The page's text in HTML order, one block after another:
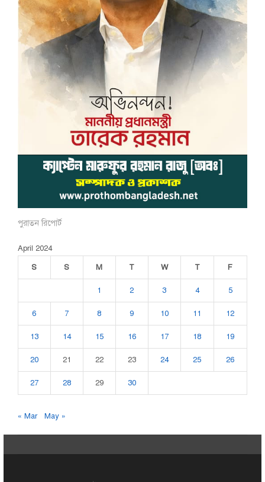
পুরাতন রিপোর্ট
April 2024
S
S M T W T F
1 2 3 4 5
6 7 8 9 10 11 12
13 14 15 16 17 18 19
20 21 22 23 24 25 26
27 28 29 30
« Mar May »